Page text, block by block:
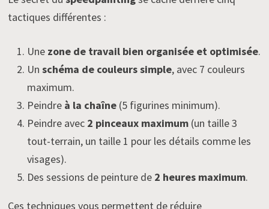
tactiques différentes :
Une zone de travail bien organisée et optimisée.
Unschéma de couleurs simple, avec 7 couleurs
maximum.
Peindre à la chaîne (5 figurines minimum).
Peindre avec 2 pinceaux maximum (un taille 3
tout-terrain, un taille 1 pour les détails comme les
visages).
Des sessions de peinture de 2 heures maximum.
Ces techniques vous permettent de réduire